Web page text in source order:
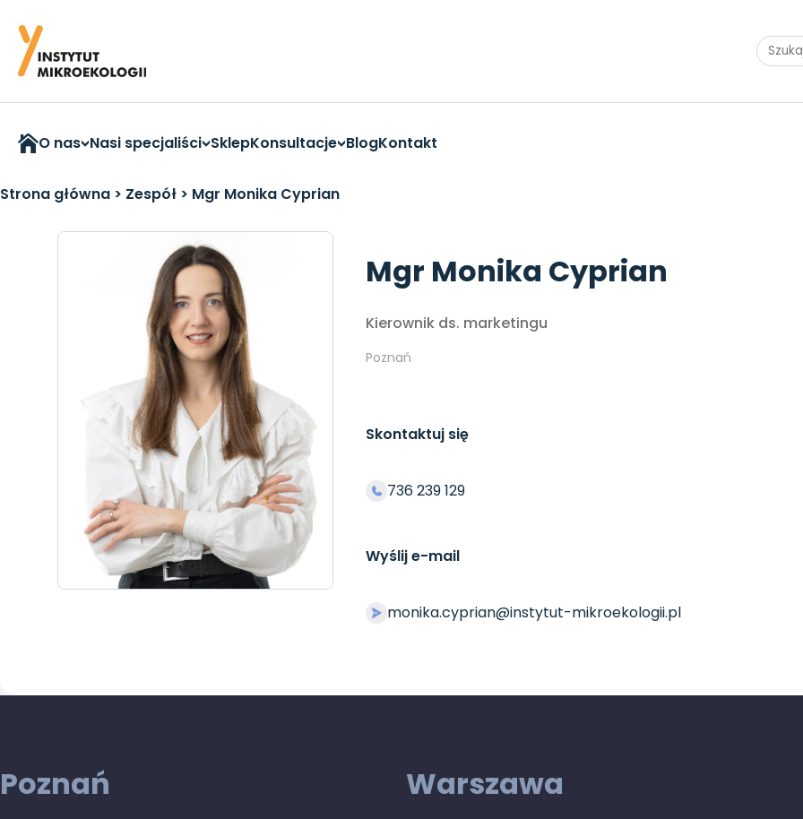
O nas Nasi specjaliści SklepKonsultacje BlogKontakt
Strona główna > Zespół > Mgr Monika Cyprian
Mgr Monika Cyprian
Kierownik ds. marketingu
Poznań
Skontaktuj się
736 239 129
Wyślij e-mail
monika.cyprian@instytut-mikroekologii.pl
Poznań Warszawa